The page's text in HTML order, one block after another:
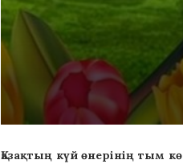
Қазақтың күй өнерінің тым